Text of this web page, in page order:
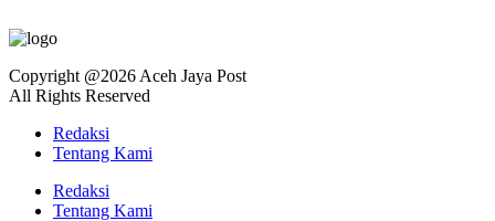
Copyright @2026 Aceh Jaya Post
All Rights Reserved
Redaksi
Tentang Kami
Redaksi
Tentang Kami